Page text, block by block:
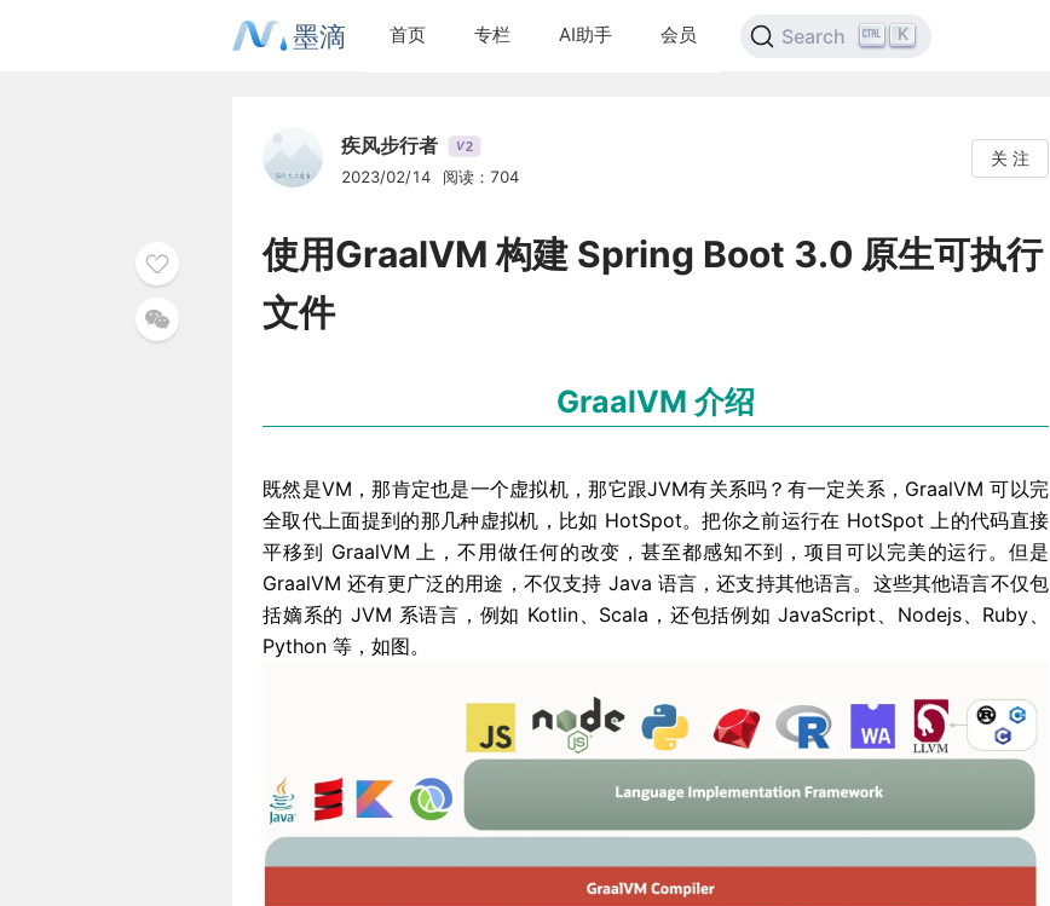
墨滴 首页 专栏 AI助手 会员 Search K
疾风步行者 V2
2023/02/14 阅读：704
关 注
使用GraalVM 构建 Spring Boot 3.0 原生可执行
文件
GraalVM 介绍
既然是VM，那肯定也是一个虚拟机，那它跟JVM有关系吗？有一定关系，GraalVM 可以完
全取代上面提到的那几种虚拟机，比如 HotSpot。把你之前运行在 HotSpot 上的代码直接
平移到 GraalVM 上，不用做任何的改变，甚至都感知不到，项目可以完美的运行。但是
GraalVM 还有更广泛的用途，不仅支持 Java 语言，还支持其他语言。这些其他语言不仅包
括嫡系的 JVM 系语言，例如 Kotlin、Scala，还包括例如 JavaScript、Nodejs、Ruby、
Python 等，如图。